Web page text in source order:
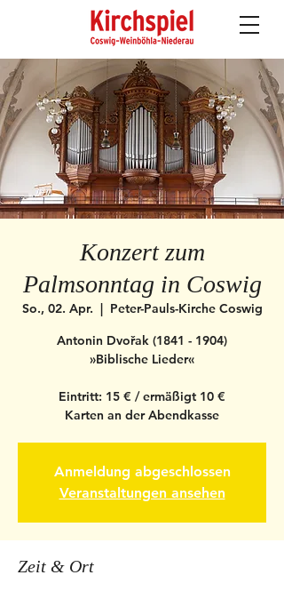
Konzert zum
Palmsonntag in Coswig
So., 02. Apr.
  |
Peter-Pauls-Kirche Coswig
Antonin Dvořak (1841 - 1904)
»Biblische Lieder«
Eintritt: 15 € / ermäßigt 10 €
Karten an der Abendkasse
Anmeldung abgeschlossen
Veranstaltungen ansehen
Zeit & Ort